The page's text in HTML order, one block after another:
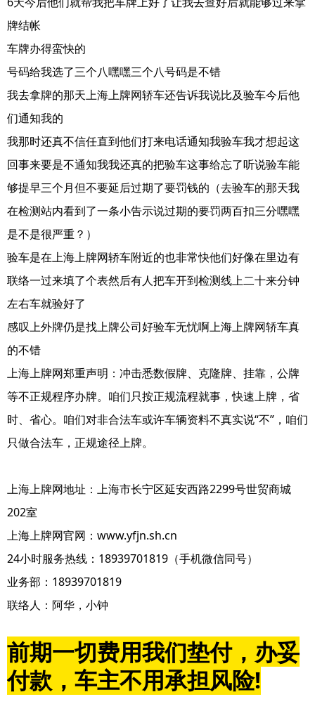
牌结帐
车牌办得蛮快的
号码给我选了三个八嘿嘿三个八号码是不错
我去拿牌的那天上海上牌网轿车还告诉我说比及验车今后他
们通知我的
我那时还真不信任直到他们打来电话通知我验车我才想起这
回事来要是不通知我我还真的把验车这事给忘了听说验车能
够提早三个月但不要延后过期了要罚钱的（去验车的那天我
在检测站内看到了一条小告示说过期的要罚两百扣三分嘿嘿
是不是很严重？）
验车是在上海上牌网轿车附近的也非常快他们好像在里边有
联络一过来填了个表然后有人把车开到检测线上二十来分钟
左右车就验好了
感叹上外牌仍是找上牌公司好验车无忧啊上海上牌网轿车真
的不错
上海上牌网郑重声明：冲击悉数假牌、克隆牌、挂靠，公牌
等不正规程序办牌。咱们只按正规流程就事，快速上牌，省
时、省心。咱们对非合法车或许车辆资料不真实说“不”，咱们
只做合法车，正规途径上牌。
上海上牌网地址：上海市长宁区延安西路2299号世贸商城
202室
上海上牌网官网：www.yfjn.sh.cn
24小时服务热线：18939701819（手机微信同号）
业务部：18939701819
联络人：阿华，小钟
前期一切费用我们垫付，办妥
付款，车主不用承担风险!